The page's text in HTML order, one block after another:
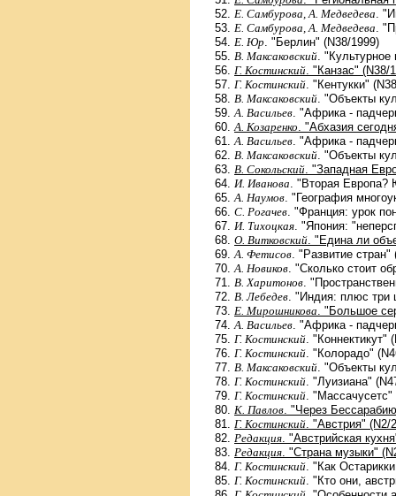
Е. Самбурова, А. Медведева .
Е. Самбурова, А. Медведева .
Е. Юр . "Берлин" (N38/1999)
В. Максаковский .
Г. Костинский . "Канзас" (N38/
Г. Костинский . "Кентукки"
В. Максаковский . "Объекты
А. Васильев . "Африка -
А. Козаренко . "Абхазия
А. Васильев . "Африка -
В. Максаковский . "Объекты
В. Сокольский . "Западная
И. Иванова . "Вторая
А. Наумов . "География
С. Рогачев . "Франция: урок
И. Тихоцкая . "Япония:
О. Витковский . "Едина ли
А. Фетисов . "Развитие
А. Новиков . "Сколько стоит
В. Харитонов .
В. Лебедев . "Индия: плюс три
Е. Мирошникова . "Большое
А. Васильев . "Африка -
Г. Костинский . "Коннектикут"
Г. Костинский . "Колорадо"
В. Максаковский . "Объекты
Г. Костинский . "Луизиана"
Г. Костинский .
К. Павлов . "Через
Г. Костинский . "Австрия" (N2/
Редакция . "Австрийская
Редакция . "Страна музыки"
Г. Костинский . "Как
Г. Костинский . "Кто они,